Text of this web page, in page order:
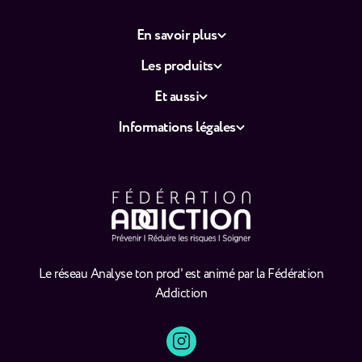
Le réseau Analyse ton prod' est animé par la Fédération
Addiction
En savoir plus
Les produits
Et aussi
Informations légales